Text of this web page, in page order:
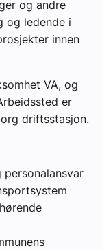
og andre
og ledende i
innen
VA, og
er
driftsstasjon.